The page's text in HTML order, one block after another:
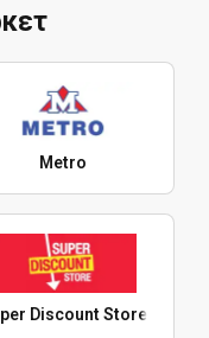
Metro
Discount Store